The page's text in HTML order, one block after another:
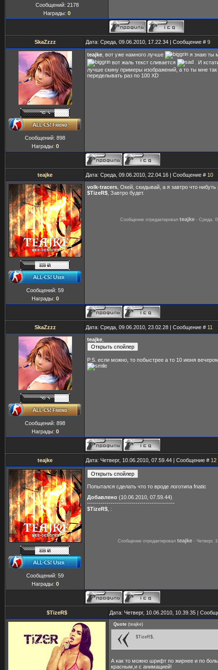
Сообщений: 2178
Награды: 0
SkaZzzz Дата: Среда, 09.06.2010, 17.22.34 | Сообщение # 9
Сообщений: 898
Награды: 0
teajke , вот уже намного лучше
я знаю ты
вот жаль текст сливается
. И
лучше скину примеры изображений, а то ты мне
переделывать раз по 100 XD
teajke Дата: Среда, 09.06.2010, 22.04.16 | Сообщение # 10
Сообщений: 59
Награды: 0
volk-tracers , Окей, скидывай, а я завтро что
$TizeR$ , Завтро будет.
Сообщение отредактировал teajke - Среда,
SkaZzzz Дата: Среда, 09.06.2010, 23.02.28 | Сообщение # 11
Сообщений: 898
Награды: 0
teajke
P.S. если можно, то побыстрее а то 10 июня
teajke Дата: Четверг, 10.06.2010, 07.59.44 | Сообщение # 12
Сообщений: 59
Награды: 0
Попытался сделать что то вроде логотипа fnatic
Добавлено (10.06.2010, 07.59.44)
---------------------------------------------
$TizeR$ , :
Сообщение отредактировал teajke - Четверг,
$TizeR$ Дата: Четверг, 10.06.2010, 10.39.35 |
Quote (teajke)
$TizeR$,
А как то можно шрифт по жирнее и по
красным,и с анимацией!